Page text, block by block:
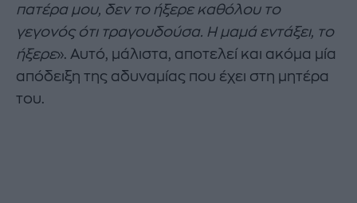
πατέρα μου, δεν το ήξερε καθόλου το
γεγονός ότι τραγουδούσα. Η μαμά εντάξει, το
ήξερε». Αυτό, μάλιστα, αποτελεί και ακόμα μία
απόδειξη της αδυναμίας που έχει στη μητέρα
του.